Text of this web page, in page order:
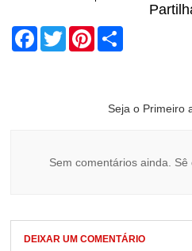
Facebook
TwitterPinterest
Seja o Primeiro
Sem comentários ainda.
DEIXAR UM COMENTÁRIO